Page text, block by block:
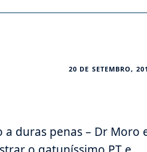
20 DE SETEMBRO,
duras penas – Dr Moro